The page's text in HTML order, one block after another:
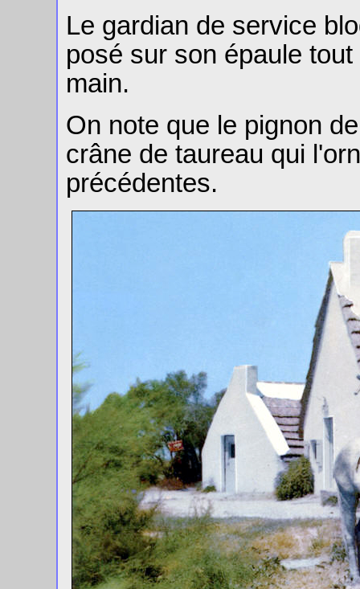
Le gardian de service
posé sur son épaule
main.
On note que le pignon
crâne de taureau qui
précédentes.